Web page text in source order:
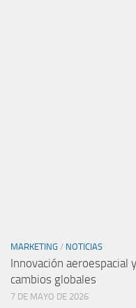
MARKETING / NOTICIAS
Innovación aeroespacial
cambios globales
7 DE MAYO DE 2026